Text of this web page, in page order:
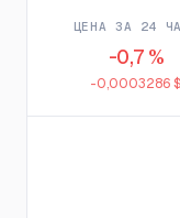
ЦЕНА ЗА 24
-0,7 %
-0,0003286 $